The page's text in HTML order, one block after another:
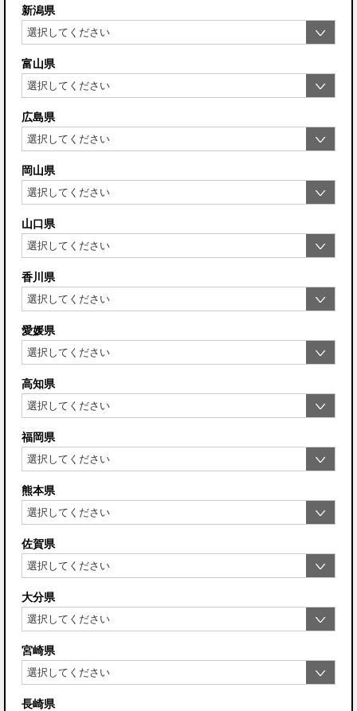
新潟県
富山県
広島県
岡山県
山口県
香川県
愛媛県
高知県
福岡県
熊本県
佐賀県
大分県
宮崎県
長崎県